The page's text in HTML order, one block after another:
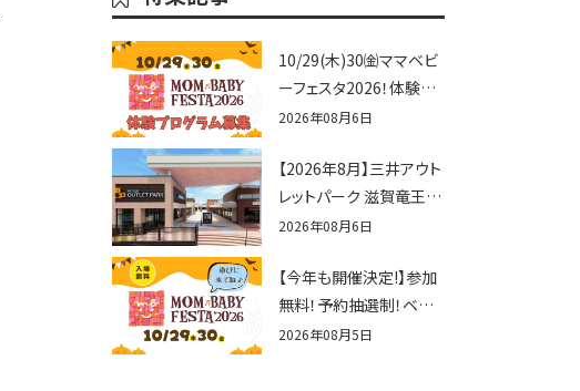
10/29(木)30㈮ママベビ
ーフェスタ2026！体験プ
ログラム募集♪赤ちゃん
せんか？
2026年08月6日
【2026年8月】三井アウト
レットパーク 滋賀竜王の
夏休みイベントまとめ！
辛グルメ・フォトコンテス
トまで盛りだくさん！
2026年08月6日
【今年も開催決定!】参加
無料！予約抽選制！ベビ
ーファミリー必見☆入場
2026年08月5日